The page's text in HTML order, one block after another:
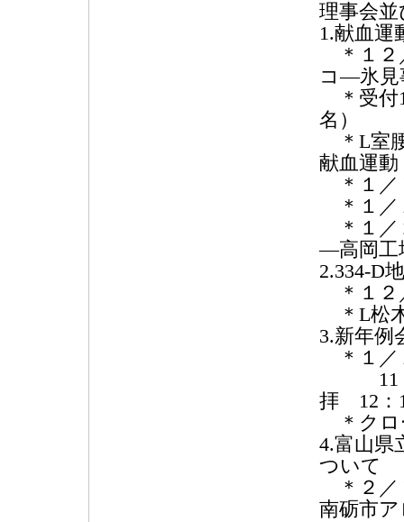
理事会
1.献血
＊１２
コ―氷見
＊受付
名）
＊L室
献血運
＊１／
＊１／
＊１／
―高岡工
2.334-D
＊１２
＊L松
3.新年例
＊１／
11：
拝 12：
＊クロ
4.富山県
ついて
＊２／
南砺市